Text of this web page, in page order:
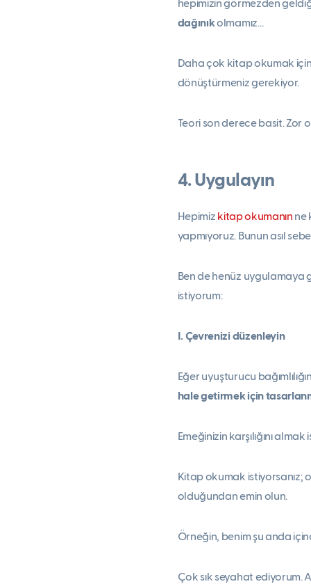
hepimizin görmezden
dağınıkolmamız…
Daha çok kitap okumak
dönüştürmeniz gerekiyor.
Teori son derece basit. Zor
4. Uygulayın
Hepimiz kitap okumanın ne
yapmıyoruz. Bunun asıl
Ben de henüz uygulamaya
istiyorum:
I. Çevrenizi düzenleyin
Eğer uyuşturucu
hale getirmek için
Emeğinizin karşılığını
Kitap okumak istiyorsanız;
olduğundan emin olun.
Örneğin, benim şu anda
Çok sık seyahat ediyorum.